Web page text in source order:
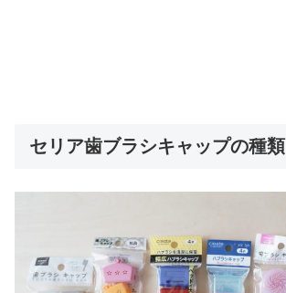
セリア歯ブラシキャップの種類